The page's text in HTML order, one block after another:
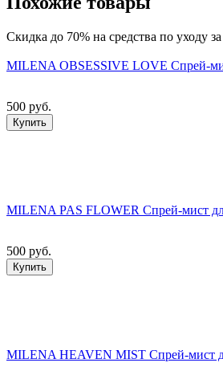
Скидка до 70% на средства по уходу
MILENA OBSESSIVE LOVE Спрей-
500 руб.
Купить
MILENA PAS FLOWER Спрей-мист
500 руб.
Купить
MILENA HEAVEN MIST Спрей-мист